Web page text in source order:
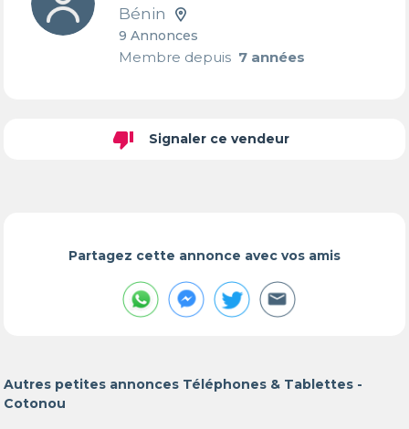
Bénin
9 Annonces
Membre depuis7 années
thumb_down Signaler ce vendeur
Partagez cette annonce avec vos amis
Autres petites annonces Téléphones & Tablettes -
Cotonou